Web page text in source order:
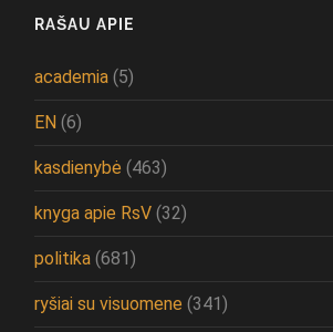
RAŠAU APIE
academia (5)
EN (6)
kasdienybė (463)
knyga apie RsV (32)
politika (681)
ryšiai su visuomene (341)